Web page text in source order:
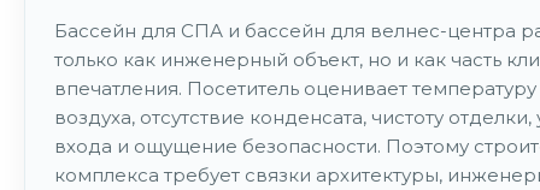
Бассейн для СПА и бассейн для велнес-центра
только как инженерный объект, но и как часть
впечатления. Посетитель оценивает
воздуха, отсутствие конденсата, чистоту
входа и ощущение безопасности. Поэтому
комплекса требует связки архитектуры,